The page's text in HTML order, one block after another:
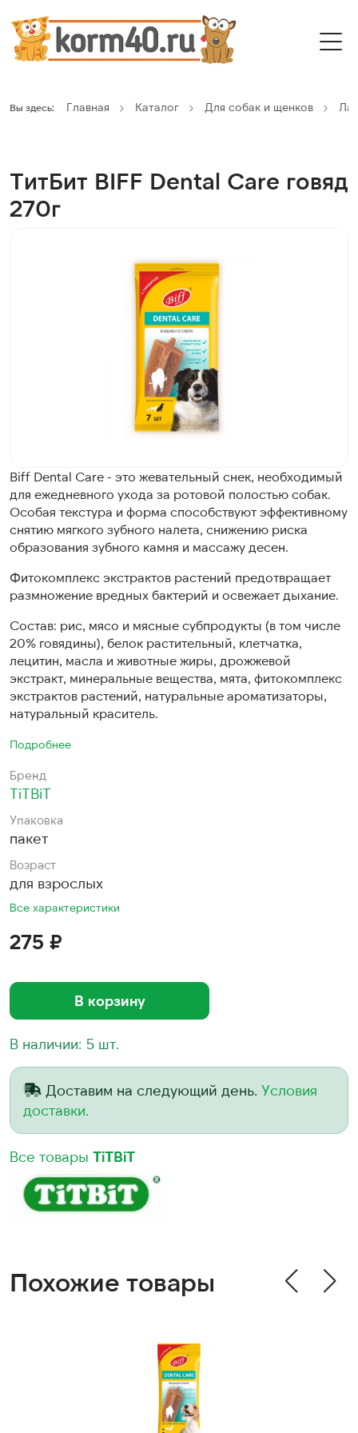
Вы здесь: Главная Каталог Для собак и щенков
ТитБит BIFF Dental Care говяд
270г
Biff Dental Care - это жевательный снек, необходимый
для ежедневного ухода за ротовой полостью собак.
Особая текстура и форма способствуют эффективному
снятию мягкого зубного налета, снижению риска
образования зубного камня и массажу десен.
Фитокомплекс экстрактов растений предотвращает
размножение вредных бактерий и освежает дыхание.
Состав: рис, мясо и мясные субпродукты (в том числе
20% говядины), белок растительный, клетчатка,
лецитин, масла и животные жиры, дрожжевой
экстракт, минеральные вещества, мята, фитокомплекс
экстрактов растений, натуральные ароматизаторы,
натуральный краситель.
Подробнее
Бренд
TiTBiT
Упаковка
пакет
Возраст
для взрослых
Все характеристики
275 ₽
В корзину
В наличии: 5 шт.
Доставим на следующий день. Условия
доставки.
Все товары TiTBiT
Похожие товары